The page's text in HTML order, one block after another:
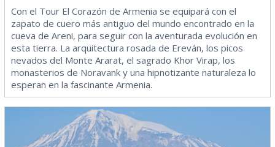
Con el Tour El Corazón de Armenia se equipará con el
zapato de cuero más antiguo del mundo encontrado en la
cueva de Areni, para seguir con la aventurada evolución en
esta tierra. La arquitectura rosada de Ereván, los picos
nevados del Monte Ararat, el sagrado Khor Virap, los
monasterios de Noravank y una hipnotizante naturaleza lo
esperan en la fascinante Armenia.